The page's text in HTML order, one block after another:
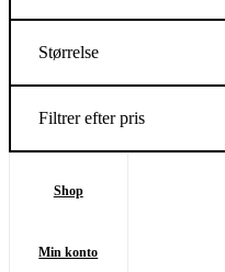
Størrelse
Filtrer efter pris
Shop
Min konto